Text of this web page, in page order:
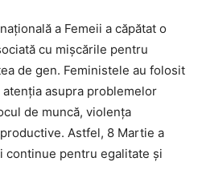
a Femeii a căpătat o
cu mișcările pentru
de gen. Feministele au folosit
asupra problemelor
de muncă, violența
Astfel, 8 Martie a
continue pentru egalitate și